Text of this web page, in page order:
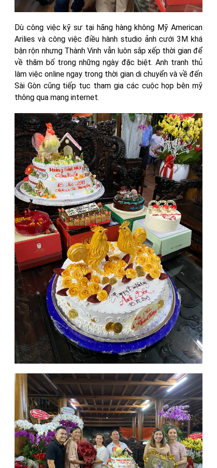
Dù công việc kỹ sư tại hãng hàng không Mỹ American
Arilies và công việc điều hành studio ảnh cưới 3M khá
bận rộn nhưng Thành Vinh vẫn luôn sắp xếp thời gian để
về thăm bố trong những ngày đặc biệt. Anh tranh thủ
làm việc online ngay trong thời gian di chuyển và về đến
Sài Gòn cũng tiếp tục tham gia các cuộc họp bên mỹ
thông qua mạng internet.